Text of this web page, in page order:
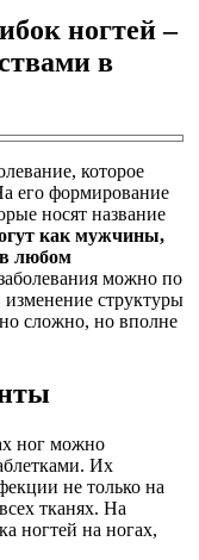
ногтей –
в
которое
его формирование
носят название
как мужчины,
любом
можно по
изменение структуры
сложно, но вполне
ног можно
Их
не только на
тканях. На
ногтей на ногах,